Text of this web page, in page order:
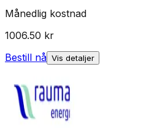
Månedlig kostnad
1006.50 kr
Bestill nå Vis detaljer